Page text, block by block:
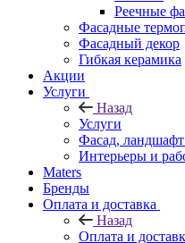
Реечные
Фасадные
Фасадный декор
Гибкая керамика
Акции
Услуги
Назад
Услуги
Фасад, ландшафт
Интерьеры и
Maters
Бренды
Оплата и доставка
Назад
Оплата и